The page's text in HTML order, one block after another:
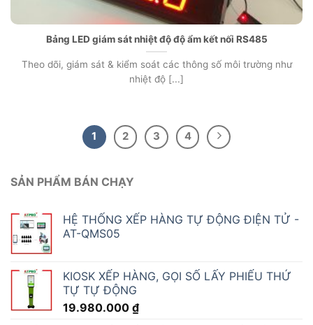
Bảng LED giám sát nhiệt độ độ ẩm kết nối RS485
Theo dõi, giám sát & kiểm soát các thông số môi trường như
nhiệt độ [...]
1 2 3 4
SẢN PHẨM BÁN CHẠY
HỆ THỐNG XẾP HÀNG TỰ ĐỘNG ĐIỆN TỬ -
AT-QMS05
KIOSK XẾP HÀNG, GỌI SỐ LẤY PHIẾU THỨ
TỰ TỰ ĐỘNG
19.980.000 ₫